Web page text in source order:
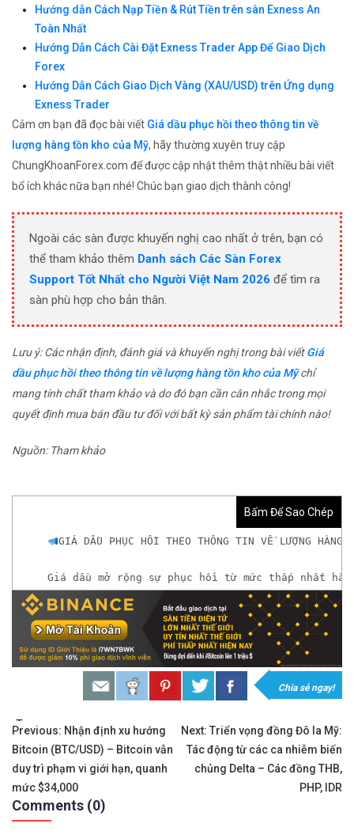
Hướng dẫn Cách Nạp Tiền & Rút Tiền trên sàn Exness An
Toàn Nhất
Hướng Dẫn Cách Cài Đặt Exness Trader App Để Giao Dịch
Forex
Hướng Dẫn Cách Giao Dịch Vàng (XAU/USD) trên Ứng dụng
Exness Trader
Cảm ơn bạn đã đọc bài viết Giá dầu phục hồi theo thông tin về
lượng hàng tồn kho của Mỹ, hãy thường xuyên truy cập
ChungKhoanForex.com để được cập nhật thêm thật nhiều bài viết
bổ ích khác nữa bạn nhé! Chúc bạn giao dịch thành công!
Ngoài các sàn được khuyến nghị cao nhất ở trên, bạn có
thể tham khảo thêm Danh sách Các Sàn Forex
Support Tốt Nhất cho Người Việt Nam 2026 để tìm ra
sàn phù hợp cho bản thân.
Lưu ý: Các nhận định, đánh giá và khuyến nghị trong bài viếtGiá
dầu phục hồi theo thông tin về lượng hàng tồn kho của Mỹchỉ
mang tính chất tham khảo và do đó bạn cần cân nhắc trong mọi
quyết định mua bán đầu tư đối với bất kỳ sản phẩm tài chính nào!
Nguồn: Tham khảo
Bấm Để Sao Chép
GIÁ DẦU PHỤC HỒI THEO THÔNG TIN VỀ LƯỢNG HÀNG
Giá dầu mở rộng sự phục hồi từ mức thấp nhất
𝘟𝘦𝘮 𝘤𝘩𝘪 𝘵𝘪ế𝘵: https://chungkhoanforex.com/gia-
𝐗𝐨á 𝐛ỏ 𝐥𝐨 𝐥ắ𝐧𝐠 𝐤𝐡𝐢 𝐭𝐡𝐚𝐦 𝐠𝐢𝐚 𝐭𝐡ị 𝐭𝐫ườ𝐧𝐠 𝐭à𝐢 𝐜𝐡í𝐧𝐡
𝘔ở 𝘵à𝘪 𝘬𝘩𝘰ả𝘯 𝘵𝘳ê𝘯 𝘴à𝘯 𝘌𝘹𝘯𝘦𝘴𝘴 𝘜𝘺 𝘛í𝘯 𝘷à 𝘱𝘩ù
𝘔ở 𝘵à𝘪 𝘬𝘩𝘰ả𝘯 𝘵𝘳ê𝘯 𝘴à𝘯 𝘐𝘊𝘔𝘢𝘳𝘬𝘦𝘵𝘴 𝘯ổ𝘪 𝘵𝘪ế𝘯𝘨
𝘔ở 𝘵à𝘪 𝘬𝘩𝘰ả𝘯 𝘵𝘳ê𝘯 𝘴à𝘯 𝘉𝘪𝘯𝘢𝘯𝘤𝘦 𝘯ổ𝘪 𝘵𝘪ế𝘯𝘨 𝘯𝘩ấ𝘵
https://chungkhoanforex.com/gia-dau-phuc-hoi-
Chia sẻ ngay!
Tags:
Điều
hướng
bài
viết
Previous: Nhận định xu hướng
Bitcoin (BTC/USD) – Bitcoin vẫn
duy trì phạm vi giới hạn, quanh
mức $34,000
Next: Triển vọng đồng Đô la Mỹ:
Tác động từ các ca nhiễm biến
chủng Delta – Các đồng THB,
PHP, IDR
Comments (0)